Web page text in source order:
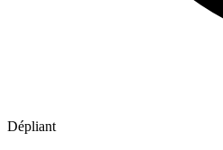
Dépliant